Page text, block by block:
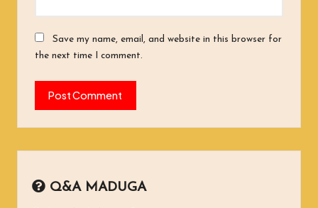
Save my name, email, and website in this browser for
the next time I comment.
Q&A MADUGA